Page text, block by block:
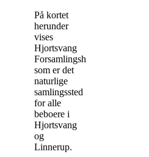
På kortet
herunder
vises
Hjortsvang
Forsamlingshus,
som er det
naturlige
samlingssted
for alle
beboere i
Hjortsvang
og
Linnerup.